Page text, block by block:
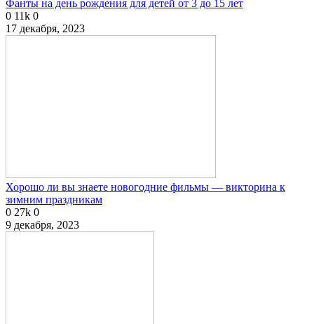
Фанты на день рождения для детей от 3 до 15 лет
0 11k 0
17 декабря, 2023
Хорошо ли вы знаете новогодние фильмы — викторина к
зимним праздникам
0 27k 0
9 декабря, 2023